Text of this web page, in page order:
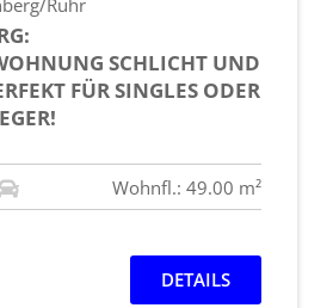
Ruhr
SCHLICHT UND
FÜR SINGLES ODER
Wohnfl.: 49.00 m²
DETAILS